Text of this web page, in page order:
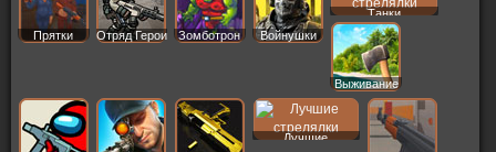
Прятки Отряд Герои Зомботрон Войнушки
Танки
Выживание
Лучшие